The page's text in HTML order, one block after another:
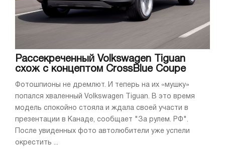
Рассекреченный Volkswagen Tiguan
схож с концептом CrossBlue Coupe
Фотошпионы не дремлют. И теперь на их «мушку»
попался хваленный Volkswagen Tiguan. В это время
модель спокойно стояла и ждала своей участи в
презентации в Канаде, сообщает "За рулем. РФ".
После увиденных фото автолюбители уже успели
окрестить ...